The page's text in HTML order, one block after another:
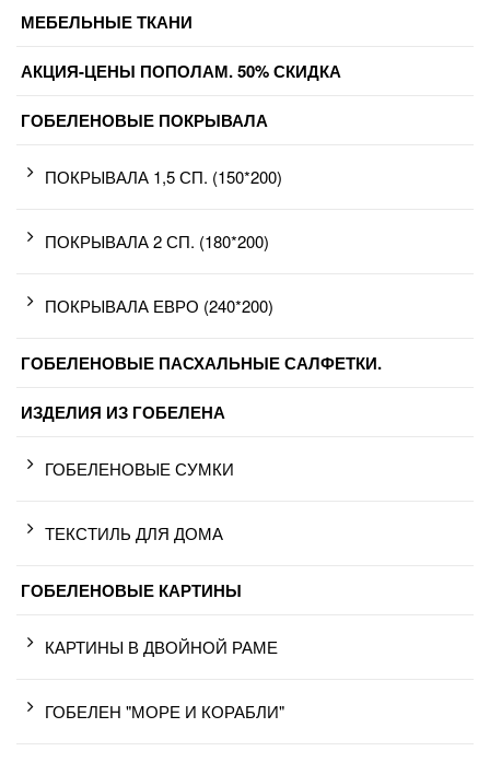
МЕБЕЛЬНЫЕ ТКАНИ
АКЦИЯ-ЦЕНЫ ПОПОЛАМ. 50% СКИДКА
ГОБЕЛЕНОВЫЕ ПОКРЫВАЛА
ПОКРЫВАЛА 1,5 СП. (150*200)
ПОКРЫВАЛА 2 СП. (180*200)
ПОКРЫВАЛА ЕВРО (240*200)
ГОБЕЛЕНОВЫЕ ПАСХАЛЬНЫЕ САЛФЕТКИ.
ИЗДЕЛИЯ ИЗ ГОБЕЛЕНА
ГОБЕЛЕНОВЫЕ СУМКИ
ТЕКСТИЛЬ ДЛЯ ДОМА
ГОБЕЛЕНОВЫЕ КАРТИНЫ
КАРТИНЫ В ДВОЙНОЙ РАМЕ
ГОБЕЛЕН "МОРЕ И КОРАБЛИ"